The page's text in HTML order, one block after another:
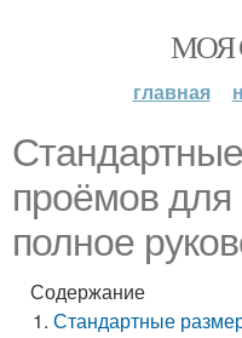
МОЯ
главная
проёмов для
полное
Содержание
Стандартные